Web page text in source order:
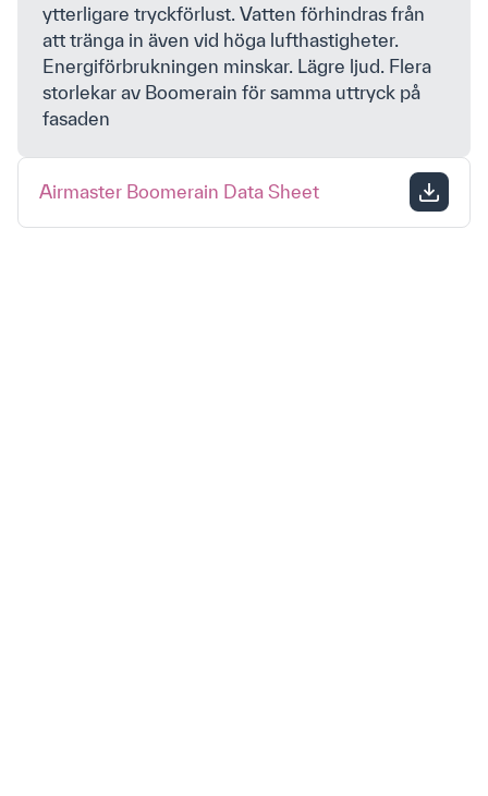
ytterligare tryckförlust. Vatten förhindras från
att tränga in även vid höga lufthastigheter.
Energiförbrukningen minskar. Lägre ljud. Flera
storlekar av Boomerain för samma uttryck på
fasaden
Airmaster Boomerain Data Sheet
Cookie-policy